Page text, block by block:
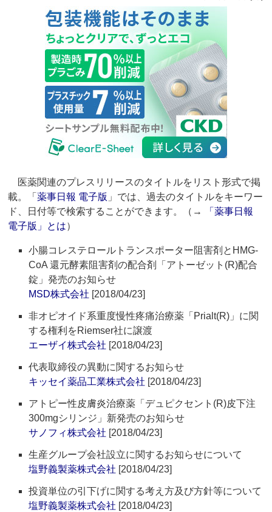
医薬関連のプレスリリースのタイトルをリスト形式で掲
載。「薬事日報 電子版 」では、過去のタイトルをキーワー
ド、日付等で検索することができます。（→
「薬事日報
電子版」とは）
小腸コレステロールトランスポーター阻害剤とHMG-
CoA 還元酵素阻害剤の配合剤「アトーゼット(R)配合
錠」発売のお知らせ
MSD株式会社 [2018/04/23]
非オピオイド系重度慢性疼痛治療薬「Prialt(R)」に関
する権利をRiemser社に譲渡
エーザイ株式会社 [2018/04/23]
代表取締役の異動に関するお知らせ
キッセイ薬品工業株式会社 [2018/04/23]
アトピー性皮膚炎治療薬「デュピクセント(R)皮下注
300mgシリンジ」新発売のお知らせ
サノフィ株式会社 [2018/04/23]
生産グループ会社設立に関するお知らせについて
塩野義製薬株式会社 [2018/04/23]
投資単位の引下げに関する考え方及び方針等について
塩野義製薬株式会社 [2018/04/23]